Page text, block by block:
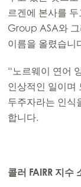
Europe
Mowi
Mowi
Mowi
르겐에 본사를
Group ASA와
이름을 올렸습니
“노르웨이 연어
인상적인 일이며
두주자라는 인식
합니다.
콜러 FAIRR 지수